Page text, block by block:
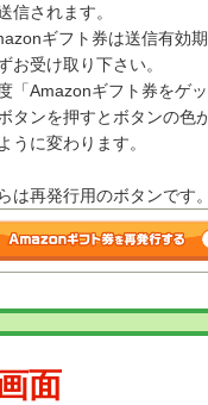
信されます。
ギフト券は送信有効
お受け取り下さい。
「Amazonギフト券をゲ
タンを押すとボタンの色
うに変わります。
は再発行用のボタンです。
面